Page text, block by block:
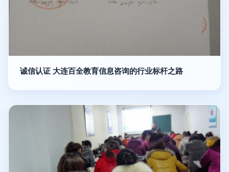
诚信认证 大连百全教育信息咨询的行业标杆之路